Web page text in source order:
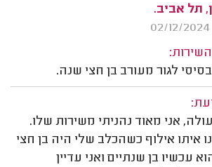
תל אביב.
לגור מעורב בן חצי שנה.
אני מאוד נהניתי משירות שלו.
איתו אילוף כשהכלב שלי היה בן חצי
עכשיו בן שנתיים ואני עדיין